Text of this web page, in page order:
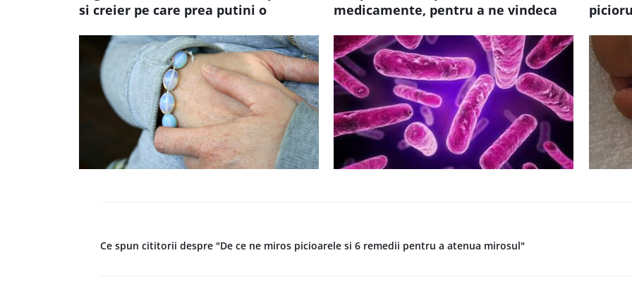
si creier pe care prea putini o
medicamente, pentru a ne vindeca
Ce spun cititorii despre "De ce ne miros picioarele si 6 remedii pentru a atenua mirosul"